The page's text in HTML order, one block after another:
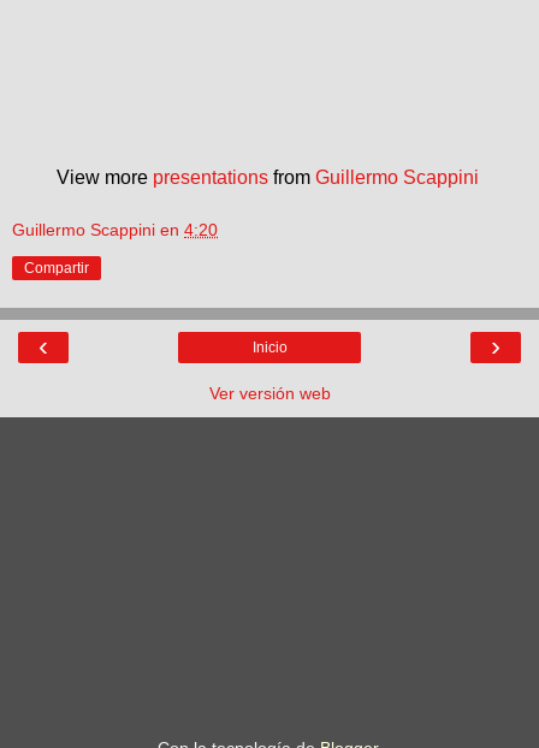
View more presentations from Guillermo Scappini
Guillermo Scappini en 4:20
Compartir
‹ ›
Inicio
Ver versión web